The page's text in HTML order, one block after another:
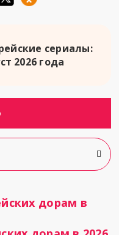
сериалы:
2026 года
дорам в